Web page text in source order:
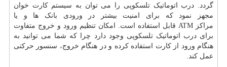
گردد. درب اتوماتیک تلسکوپی را می توان به سیستم کارت خوان
مجهز نمود که برای امنیت بیشتر در ورودی بانک ها و یا
مراکز ATM قابل استفاده است. امکان تنظیم ورود و خروج متفاوت
برای درب اتوماتیک تلسکوپی وجود دارد چرا که شما می توانید به
هنگام ورود از کارت استفاده کرده و در هنگام خروج، سنسور حرکتی
عمل کند.